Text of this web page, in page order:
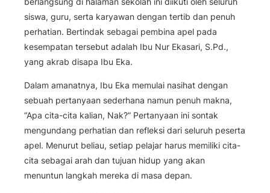
siswa, guru, serta karyawan dengan tertib dan penuh
perhatian. Bertindak sebagai pembina apel pada
kesempatan tersebut adalah Ibu Nur Ekasari, S.Pd.,
yang akrab disapa Ibu Eka.
Dalam amanatnya, Ibu Eka memulai nasihat dengan
sebuah pertanyaan sederhana namun penuh makna,
“Apa cita-cita kalian, Nak?” Pertanyaan ini sontak
mengundang perhatian dan refleksi dari seluruh peserta
apel. Menurut beliau, setiap pelajar harus memiliki cita-
cita sebagai arah dan tujuan hidup yang akan
menuntun langkah mereka di masa depan.